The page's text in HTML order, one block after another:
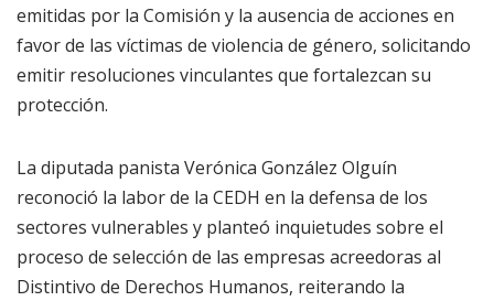
emitidas por la Comisión y la ausencia de acciones en
favor de las víctimas de violencia de género, solicitando
emitir resoluciones vinculantes que fortalezcan su
protección.
La diputada panista Verónica González Olguín
reconoció la labor de la CEDH en la defensa de los
sectores vulnerables y planteó inquietudes sobre el
proceso de selección de las empresas acreedoras al
Distintivo de Derechos Humanos, reiterando la